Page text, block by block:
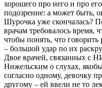
хорошего про него и про
подозрение: а может быть,
Шурочка уже скончалась?
врачам требовалось время,
чтобы понять, что
– большой удар по их
Двое врачей, связанных с
Нижельским о слухах,
согласно одному, девочку
другому – ей ввели не то